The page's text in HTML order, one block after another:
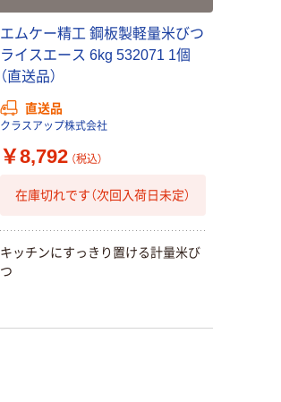
エムケー精工 鋼板製軽量米びつ
ライスエース 6kg 532071 1個
（直送品）
直送品
クラスアップ株式会社
￥8,792 （税込）
在庫切れです（次回入荷日未定）
キッチンにすっきり置ける計量米び
つ